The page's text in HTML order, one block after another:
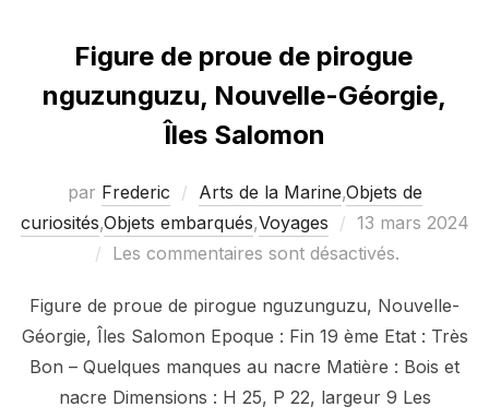
Figure de proue de pirogue
nguzunguzu, Nouvelle-Géorgie,
Îles Salomon
par Frederic Arts de la Marine,Objets de
curiosités,Objets embarqués,Voyages
Publié
le
13 mars 2024
Les commentaires sont désactivés.
Figure de proue de pirogue nguzunguzu, Nouvelle-
Géorgie, Îles Salomon Epoque : Fin 19 ème Etat : Très
Bon – Quelques manques au nacre Matière : Bois et
nacre Dimensions : H 25, P 22, largeur 9 Les